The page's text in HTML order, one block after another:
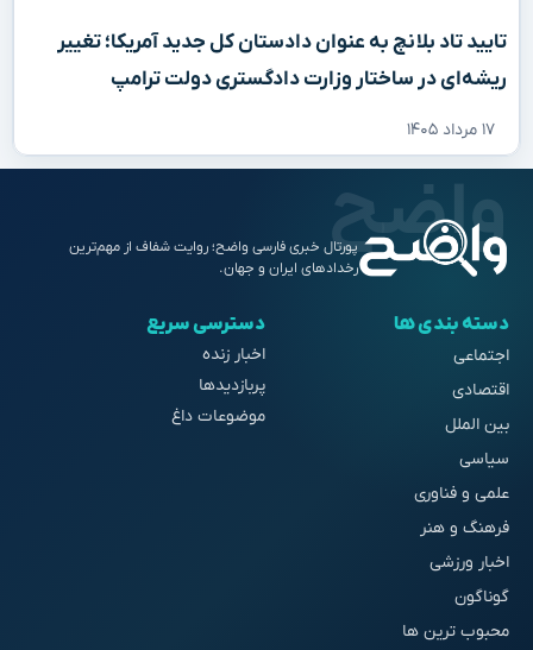
تایید تاد بلانچ به عنوان دادستان کل جدید آمریکا؛ تغییر
ریشه‌ای در ساختار وزارت دادگستری دولت ترامپ
۱۷ مرداد ۱۴۰۵
پورتال خبری فارسی واضح؛ روایت شفاف از مهم‌ترین
رخدادهای ایران و جهان.
دسته بندی ها
اجتماعی
اقتصادی
بین الملل
سیاسی
علمی و فناوری
فرهنگ و هنر
اخبار ورزشی
گوناگون
محبوب ترین ها
دسترسی سریع
اخبار زنده
پربازدیدها
موضوعات داغ